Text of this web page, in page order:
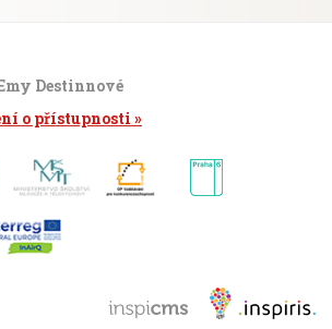
Destinnové
o přístupnosti